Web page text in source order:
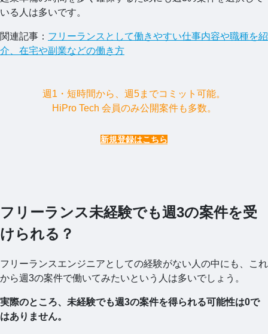
いる人は多いです。
関連記事： フリーランスとして働きやすい仕事内容や職種を紹
介、在宅や副業などの働き方
週1・短時間から、週5までコミット可能。
HiPro Tech 会員のみ公開案件も多数。
新規登録はこちら
フリーランス未経験でも週3の案件を受
けられる？
フリーランスエンジニアとしての経験がない人の中にも、これ
から週3の案件で働いてみたいという人は多いでしょう。
実際のところ、未経験でも週3の案件を得られる可能性は0で
はありません。